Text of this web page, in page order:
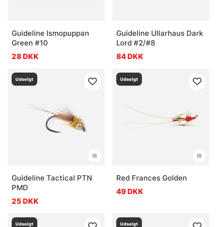
Guideline Ismopuppan
Green #10
28 DKK
Guideline Ullarhaus Dark
Lord #2/#8
84 DKK
Udsolgt
Guideline Tactical PTN
PMD
25 DKK
Udsolgt
Red Frances Golden
49 DKK
Udsolgt Udsolgt